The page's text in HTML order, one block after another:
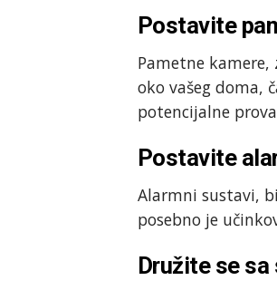
Postavite
Pametne
oko vašeg doma,
potencijalne
Postavite
Alarmni sustavi,
posebno je
Družite se